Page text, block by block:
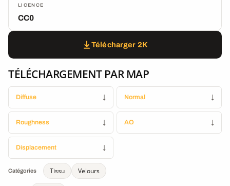
LICENCE
CC0
Télécharger 2K
TÉLÉCHARGEMENT PAR MAP
Diffuse ↓ Normal ↓
Roughness ↓ AO ↓
Displacement ↓
Catégories Tissu Velours